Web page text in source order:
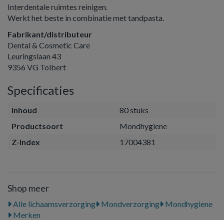
Interdentale ruimtes reinigen.
Werkt het beste in combinatie met tandpasta.
Fabrikant/distributeur
Dental & Cosmetic Care
Leuringslaan 43
9356 VG Tolbert
Specificaties
inhoud
80 stuks
Productsoort
Mondhygiene
Z-Index
17004381
Shop meer
Alle lichaamsverzorging Mondverzorging
Mondhygiene
Merken